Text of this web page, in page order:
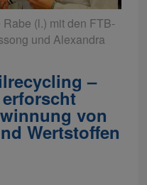
(l.) mit den FTB-
und Alexandra
–
erforscht
von
Wertstoffen